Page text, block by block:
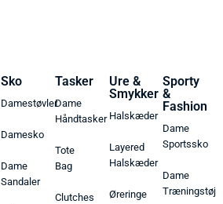
Sko
Damestøvler
Damesko
Dame
Sandaler
Tasker
Dame
Håndtasker
Tote
Bag
Clutches
Ure &
Smykker
Halskæder
Layered
Halskæder
Øreringe
Sporty
&
Fashion
Dame
Sportssko
Dame
Træningstøj